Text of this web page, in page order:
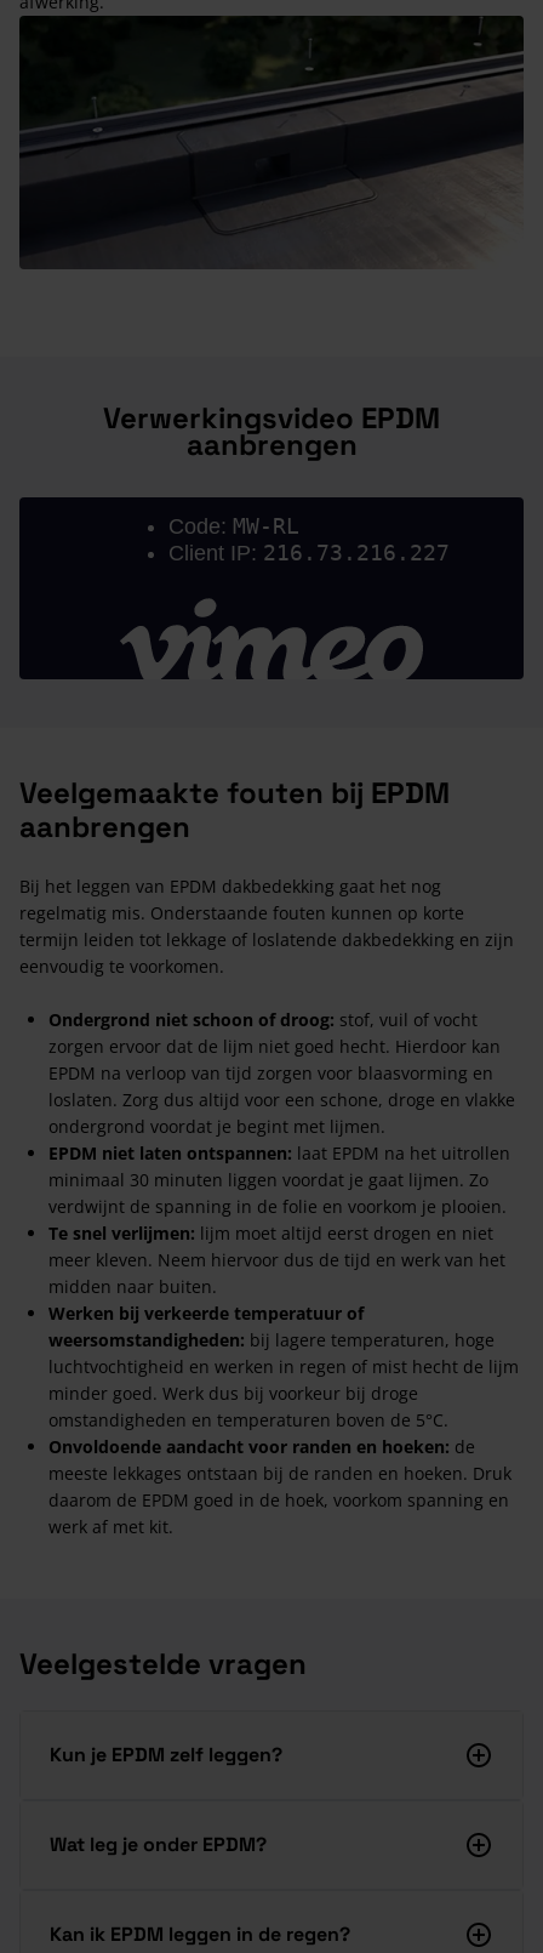
Verwerkingsvideo EPDM
aanbrengen
Veelgemaakte fouten bij EPDM
aanbrengen
Bij het leggen van EPDM dakbedekking gaat het nog
regelmatig mis. Onderstaande fouten kunnen op korte
termijn leiden tot lekkage of loslatende dakbedekking en zijn
eenvoudig te voorkomen.
Ondergrond niet schoon of droog: stof, vuil of vocht
zorgen ervoor dat de lijm niet goed hecht. Hierdoor kan
EPDM na verloop van tijd zorgen voor blaasvorming en
loslaten. Zorg dus altijd voor een schone, droge en vlakke
ondergrond voordat je begint met lijmen.
EPDM niet laten ontspannen: laat EPDM na het uitrollen
minimaal 30 minuten liggen voordat je gaat lijmen. Zo
verdwijnt de spanning in de folie en voorkom je plooien.
Te snel verlijmen: lijm moet altijd eerst drogen en niet
meer kleven. Neem hiervoor dus de tijd en werk van het
midden naar buiten.
Werken bij verkeerde temperatuur of
weersomstandigheden: bij lagere temperaturen, hoge
luchtvochtigheid en werken in regen of mist hecht de lijm
minder goed. Werk dus bij voorkeur bij droge
omstandigheden en temperaturen boven de 5°C.
Onvoldoende aandacht voor randen en hoeken: de
meeste lekkages ontstaan bij de randen en hoeken. Druk
daarom de EPDM goed in de hoek, voorkom spanning en
werk af met kit.
Veelgestelde vragen
Kun je EPDM zelf leggen?
Wat leg je onder EPDM?
Kan ik EPDM leggen in de regen?